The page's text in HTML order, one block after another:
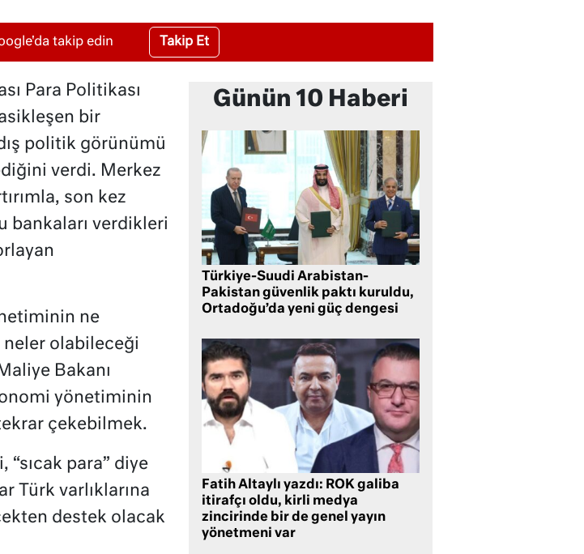
takip edin Takip Et
Para Politikası
bir
politik görünümü
verdi. Merkez
son kez
bankaları verdikleri
ne
neler olabileceği
Bakanı
yönetiminin
çekebilmek.
“sıcak para” diye
Türk varlıklarına
destek olacak
Günün 10 Haberi
Türkiye-Suudi Arabistan-
Pakistan güvenlik paktı kuruldu,
Ortadoğu’da yeni güç dengesi
Fatih Altaylı yazdı: ROK galiba
itirafçı oldu, kirli medya
zincirinde bir de genel yayın
yönetmeni var